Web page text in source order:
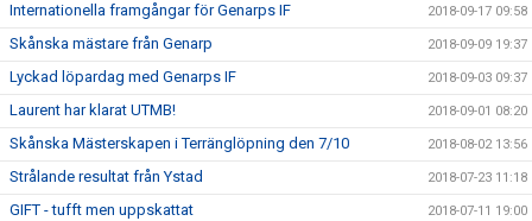
Internationella framgångar för Genarps IF 2018-09-17 09:58
Skånska mästare från Genarp 2018-09-09 19:37
Lyckad löpardag med Genarps IF 2018-09-03 09:37
Laurent har klarat UTMB! 2018-09-01 08:20
Skånska Mästerskapen i Terränglöpning den 7/10 2018-08-02 13:56
Strålande resultat från Ystad 2018-07-23 11:18
GIFT - tufft men uppskattat 2018-07-11 19:00